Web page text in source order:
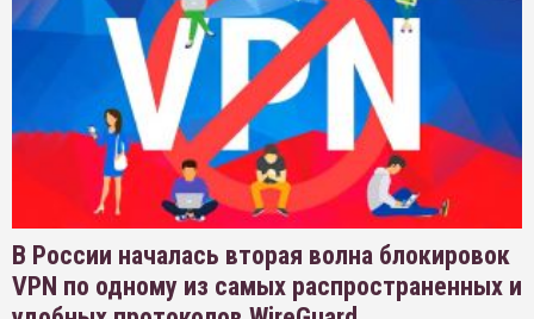
В России началась вторая волна блокировок
VPN по одному из самых распространенных и